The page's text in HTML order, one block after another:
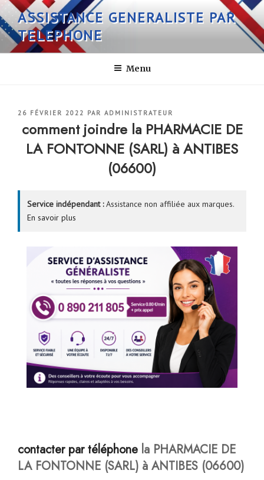
Aller
au
contenu
principal
ASSISTANCE GENERALISTE PAR
TELEPHONE
Menu
PUBLIÉ
26 FÉVRIER 2022 PAR ADMINISTRATEUR
comment joindre la PHARMACIE DE
LA FONTONNE (SARL) à ANTIBES
(06600)
Service indépendant :Assistance non affiliée aux marques.
En savoir plus
contacter par téléphone la PHARMACIE DE
LA FONTONNE (SARL) à ANTIBES (06600)